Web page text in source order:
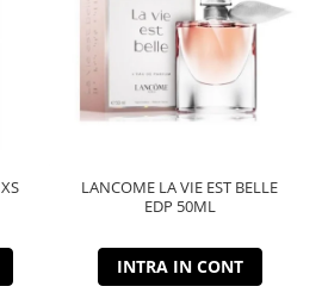
LANCOME LA VIE EST BELLE
EDP 50ML
INTRA IN CONT